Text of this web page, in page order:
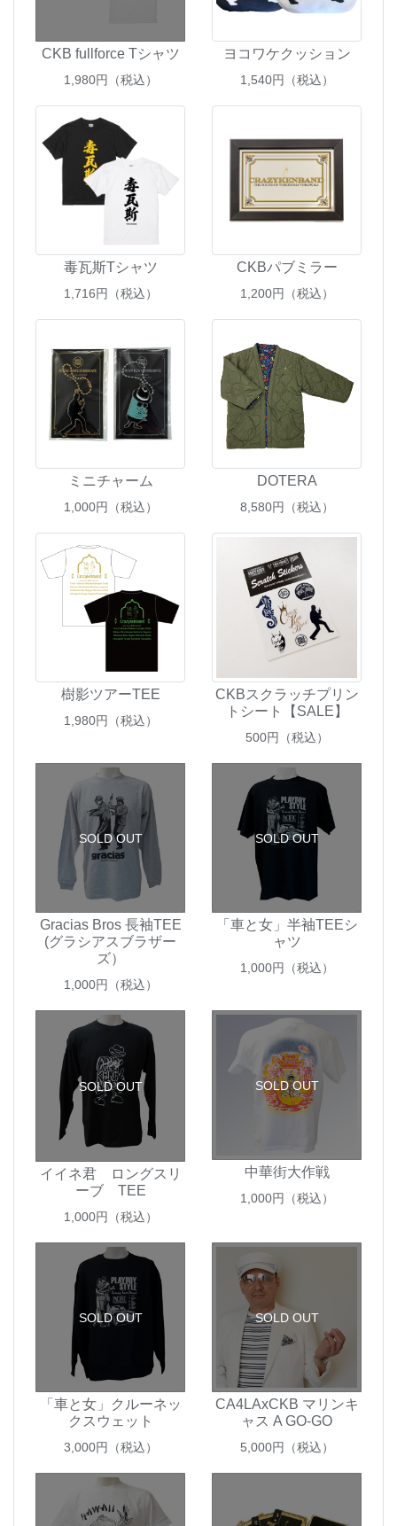
CKB fullforce Tシャツ
1,980円（税込）
ヨコワケクッション
1,540円（税込）
毒瓦斯Tシャツ
1,716円（税込）
CKBパブミラー
1,200円（税込）
ミニチャーム
1,000円（税込）
DOTERA
8,580円（税込）
樹影ツアーTEE
1,980円（税込）
CKBスクラッチプリン
トシート【SALE】
500円（税込）
SOLD OUT
Gracias Bros 長袖TEE
(グラシアスブラザー
ズ）
1,000円（税込）
SOLD OUT
「車と女」半袖TEEシ
ャツ
1,000円（税込）
SOLD OUT
イイネ君 ロングスリ
ーブ TEE
1,000円（税込）
SOLD OUT
中華街大作戦
1,000円（税込）
SOLD OUT
「車と女」クルーネッ
クスウェット
3,000円（税込）
SOLD OUT
CA4LAxCKB マリンキ
ャス A GO-GO
5,000円（税込）